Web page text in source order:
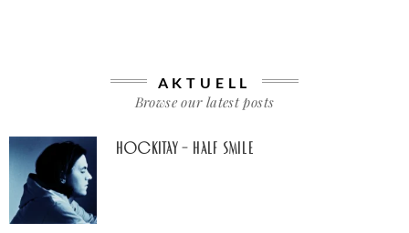
AKTUELL
Browse our latest posts
Hockitay – half smile